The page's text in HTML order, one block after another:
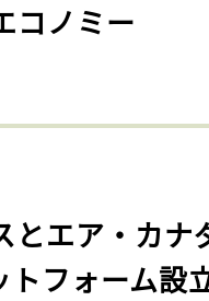
コノミー
とエア・カナ
トフォーム設